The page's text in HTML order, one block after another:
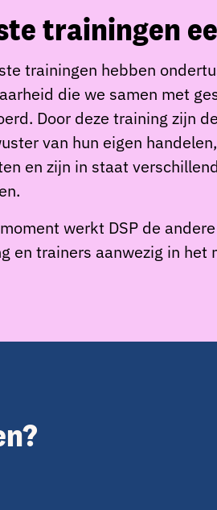
trainingen
trainingen hebben
die we samen met
Door deze training zijn
van hun eigen
en zijn in staat
werkt DSP de
en trainers aanwezig in het